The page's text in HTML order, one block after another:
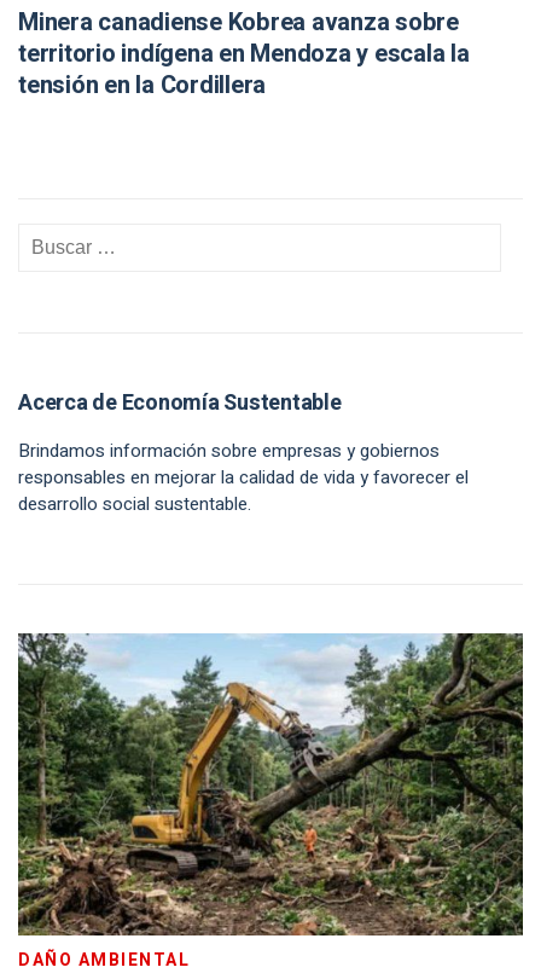
Minera canadiense Kobrea avanza sobre
territorio indígena en Mendoza y escala la
tensión en la Cordillera
Acerca de Economía Sustentable
Brindamos información sobre empresas y gobiernos
responsables en mejorar la calidad de vida y favorecer el
desarrollo social sustentable.
DAÑO AMBIENTAL